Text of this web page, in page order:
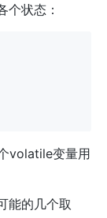
状态：
volatile变量用
能的几个取